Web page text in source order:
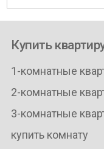
Купить
1-комнатные
2-комнатные
3-комнатные
купить комнату